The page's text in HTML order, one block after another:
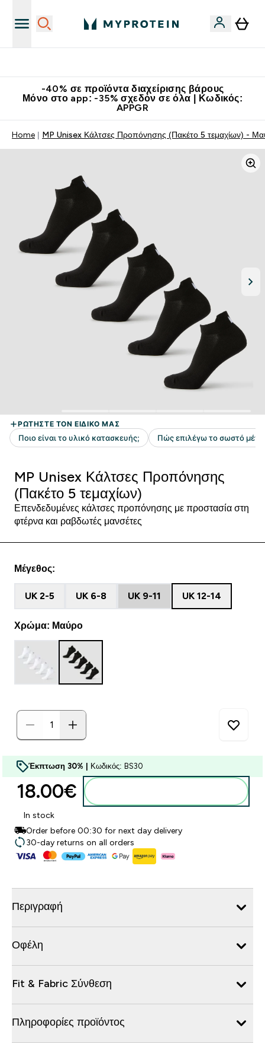
-40% σε προϊόντα διαχείρισης βάρους
Μόνο στο app: -35% σχεδόν σε όλα | Κωδικός:
APPGR
Home MP Unisex Κάλτσες Προπόνησης (Πακέτο 5 τεμαχίων) -
MP Unisex Κάλτσες Προπόνησης
(Πακέτο 5 τεμαχίων)
Επενδεδυμένες κάλτσες προπόνησης με προστασία στη
φτέρνα και ραβδωτές μανσέτες
Μέγεθος:
UK 2-5 UK 6-8 UK 9-11 UK 12-14
Χρώμα: Μαύρο
Έκπτωση 30% | Κωδικός: BS30
18.00€‎
In stock
Order before 00:30 for next day delivery
30-day returns on all orders
Περιγραφή
Οφέλη
Fit & Fabric Σύνθεση
Πληροφορίες προϊόντος